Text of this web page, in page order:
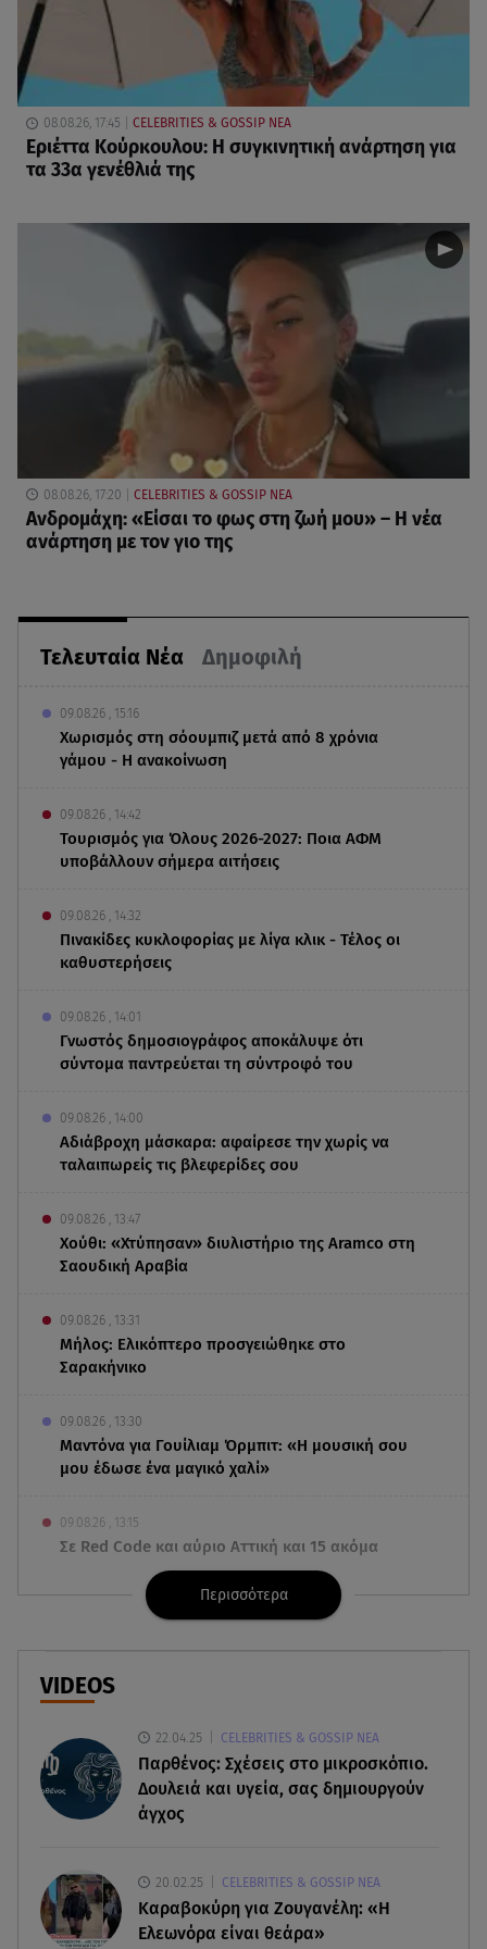
Τελευταία Νέα Δημοφιλή
09.08.26 , 15:16
Χωρισμός στη σόουμπιζ μετά από 8 χρόνια
γάμου - Η ανακοίνωση
09.08.26 , 14:42
Τουρισμός για Όλους 2026-2027: Ποια ΑΦΜ
υποβάλλουν σήμερα αιτήσεις
09.08.26 , 14:32
Πινακίδες κυκλοφορίας με λίγα κλικ - Τέλος οι
καθυστερήσεις
09.08.26 , 14:01
Γνωστός δημοσιογράφος αποκάλυψε ότι
σύντομα παντρεύεται τη σύντροφό του
09.08.26 , 14:00
Αδιάβροχη μάσκαρα: αφαίρεσε την χωρίς να
ταλαιπωρείς τις βλεφερίδες σου
09.08.26 , 13:47
Χούθι: «Χτύπησαν» διυλιστήριο της Aramco στη
Σαουδική Αραβία
09.08.26 , 13:31
Μήλος: Ελικόπτερο προσγειώθηκε στο
Σαρακήνικο
09.08.26 , 13:30
Μαντόνα για Γουίλιαμ Όρμπιτ: «Η μουσική σου
μου έδωσε ένα μαγικό χαλί»
09.08.26 , 13:15
Σε Red Code και αύριο Αττική και 15 ακόμα
περιοχές - 400 φωτιές σε 10 μέρες
Βαλέρια Χοψονίδου: Βάφτισε τον γιο της στη
Ερυθρός Σταυρός: Άγρια επίθεση σε νοσηλεύτρια
στα Επείγοντα
bar όπου πνίγηκε ο 4χρονος
09.08.26 , 12:20
Περισσότερα
VIDEOS
22.04.25 CELEBRITIES & GOSSIP ΝΕΑ
Παρθένος: Σχέσεις στο μικροσκόπιο.
Δουλειά και υγεία, σας δημιουργούν
άγχος
20.02.25 CELEBRITIES & GOSSIP ΝΕΑ
Καραβοκύρη για Ζουγανέλη: «Η
Ελεωνόρα είναι θεάρα»
08.08.26, 17:45 CELEBRITIES & GOSSIP ΝΕΑ
Εριέττα Κούρκουλου: Η συγκινητική ανάρτηση για
τα 33α γενέθλιά της
08.08.26, 17:20 CELEBRITIES & GOSSIP ΝΕΑ
Ανδρομάχη: «Είσαι το φως στη ζωή μου» – Η νέα
ανάρτηση με τον γιο της